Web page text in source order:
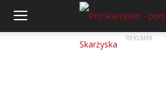
REKLAMA